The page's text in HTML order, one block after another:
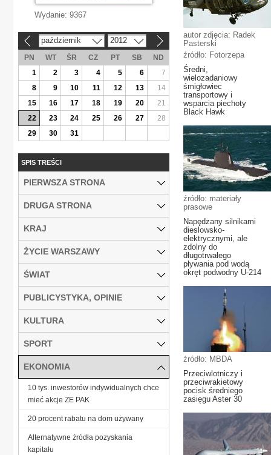
autor zdjęcia: Radek
Pasterski
źródło: Fotorzepa
Średni,
wielozadaniowy
śmigłowiec
transportowy i
wsparcia piechoty
Black Hawk
źródło: materiały
prasowe
Napędzany silnikami
dieslowsko-
elektrycznymi, ale
zdolny do
długotrwałego
pływania pod wodą
okręt podwodny U-214
źródło: MBDA
Przeciwlotniczy i
przeciwrakietowy
pocisk średniego
zasięgu Aster 30
Wydanie: 9367
październik 2012
PN WT ŚR CZ PT SB
ND
1
2 3 4 5 6
7
8
9 10 11 12 13
14
15
16 17 18 19 20
21
22
23 24 25 26 27
28
29
30 31
SPIS TREŚCI
PIERWSZA STRONA
DRUGA STRONA
KRAJ
ŻYCIE WARSZAWY
ŚWIAT
PUBLICYSTYKA, OPINIE
KULTURA
SPORT
EKONOMIA
10 tys. inwestorów indywidualnych chce
mieć akcje ZE PAK
20 procent rabatu na dom używany
Alternatywne źródła pozyskania
kapitału